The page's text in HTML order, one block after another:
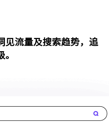
见流量及搜索趋势，追